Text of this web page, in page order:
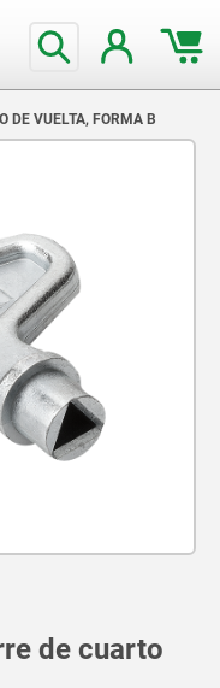
DE VUELTA, FORMA B
de cuarto